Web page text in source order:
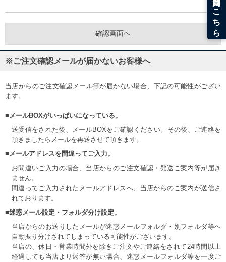
※ご注文確認メールが届かないお客様へ
当店からのご注文確認メール等が届かない場合、下記の可能性がござい
ます。
■メールBOXがいっぱいになっている。
送受信をされた後、メールBOXをご確認ください。その後、ご連絡を
頂きましたらメールを再送させて頂きます。
■メールアドレスを間違ってご入力。
お間違いご入力の場合、当店からのご注文確認・発送ご案内等が届き
ません。
間違ってご入力されたメールアドレスへ、当店からのご案内が送信さ
れております。
■迷惑メール設定・フォルダ分け設定。
当店からのお送りしたメールが迷惑メールフォルダ・別フォルダ等へ
自動振り分けされてしまっている可能性がございます。
当店の、休日・営業時間外を除きご注文やご連絡をされて24時間以上
経過しても当店より返答が無い場合、迷惑メールフォルダ等を一度ご